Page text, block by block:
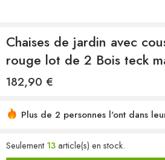
Chaises de jardin avec
rouge lot de 2 Bois teck
182,90 €
Plus de 2 personnes l'ont dans
Seulement 13article(s) en stock.